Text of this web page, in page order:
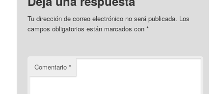
Tu dirección de correo electrónico no será publicada. Los
campos obligatorios están marcados con*
Comentario*